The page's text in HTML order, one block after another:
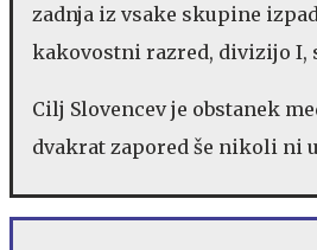
zadnja iz vsake skupine
kakovostni razred, divizijo I,
Cilj Slovencev je obstanek
dvakrat zapored še nikoli ni